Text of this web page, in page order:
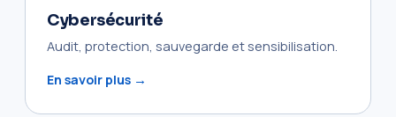
Cybersécurité
Audit, protection, sauvegarde et sensibilisation.
En savoir plus →